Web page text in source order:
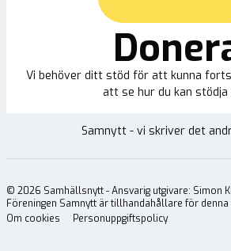
Vi behöver ditt stöd för att kunna
att se hur du kan stödja
Samnytt - vi skriver det
© 2026 Samhällsnytt - Ansvarig utgivare: Simon
Föreningen Samnytt är tillhandahållare för
Om cookies
Personuppgiftspolicy